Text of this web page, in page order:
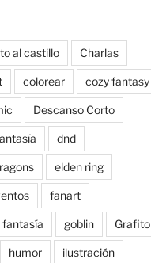
al castillo Charlas
colorear cozy fantasy
Descanso Corto
dnd
elden ring
fanart
fantasía goblin Grafito
humor ilustración